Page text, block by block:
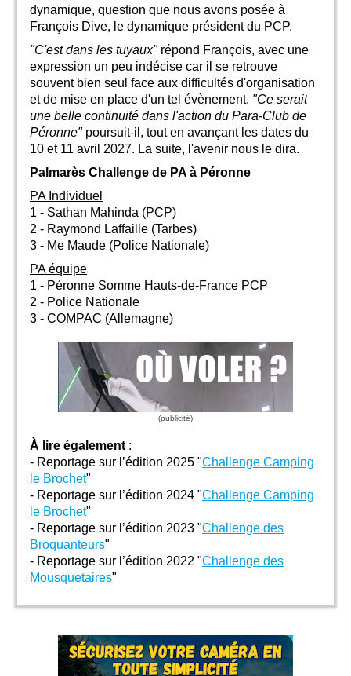
dynamique, question que nous avons posée à
François Dive, le dynamique président du PCP.
"C'est dans les tuyaux"répond François, avec une
expression un peu indécise car il se retrouve
souvent bien seul face aux difficultés d'organisation
et de mise en place d'un tel évènement. "Ce serait
une belle continuité dans l'action du Para-Club de
Péronne"poursuit-il, tout en avançant les dates du
10 et 11 avril 2027. La suite, l'avenir nous le dira.
Palmarès Challenge de PA à Péronne
PA Individuel
1 - Sathan Mahinda (PCP)
2 - Raymond Laffaille (Tarbes)
3 - Me Maude (Police Nationale)
PA équipe
1 - Péronne Somme Hauts-de-France PCP
2 - Police Nationale
3 - COMPAC (Allemagne)
À lire également :
- Reportage sur l’édition 2025 "Challenge Camping
le Brochet"
- Reportage sur l’édition 2024 "Challenge Camping
le Brochet"
- Reportage sur l’édition 2023 "Challenge des
Broquanteurs"
- Reportage sur l’édition 2022 "Challenge des
Mousquetaires"